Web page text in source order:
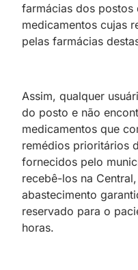
farmácias dos postos
medicamentos cujas
pelas farmácias
Assim, qualquer
do posto e não
medicamentos que
remédios prioritários
fornecidos pelo
recebê-los na
abastecimento
reservado para o
horas.